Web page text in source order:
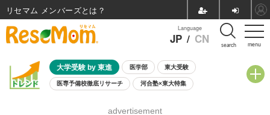
menu
Language
JP / CN search
大学受験 by 東進 医学部 東大受験
医専予備校徹底リサーチ 河合塾×東大特集
advertisement
リセマム メンバーズ